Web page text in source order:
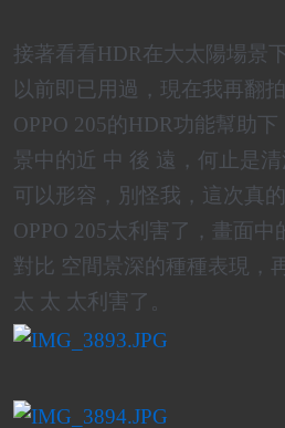
接著看看HDR在大太陽場景
以前即已用過，現在我再翻
OPPO 205的HDR功能幫助
景中的近 中 後 遠，何止是
可以形容，別怪我，這次真
OPPO 205太利害了，畫面中
對比 空間景深的種種表現，
太 太 太利害了。